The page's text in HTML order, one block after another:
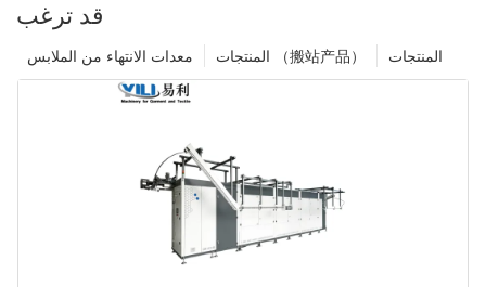
قد ترغب
المنتجات المنتجات （搬站产品） معدات الانتهاء من الملابس